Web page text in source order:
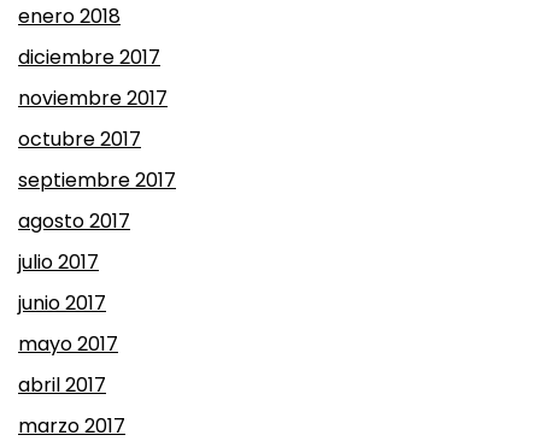
enero 2018
diciembre 2017
noviembre 2017
octubre 2017
septiembre 2017
agosto 2017
julio 2017
junio 2017
mayo 2017
abril 2017
marzo 2017